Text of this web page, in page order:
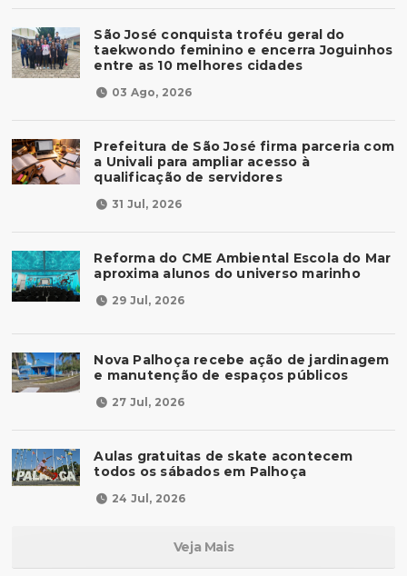
São José conquista troféu geral do
taekwondo feminino e encerra Joguinhos
entre as 10 melhores cidades
03 Ago, 2026
Prefeitura de São José firma parceria com
a Univali para ampliar acesso à
qualificação de servidores
31 Jul, 2026
Reforma do CME Ambiental Escola do Mar
aproxima alunos do universo marinho
29 Jul, 2026
Nova Palhoça recebe ação de jardinagem
e manutenção de espaços públicos
27 Jul, 2026
Aulas gratuitas de skate acontecem
todos os sábados em Palhoça
24 Jul, 2026
Veja Mais